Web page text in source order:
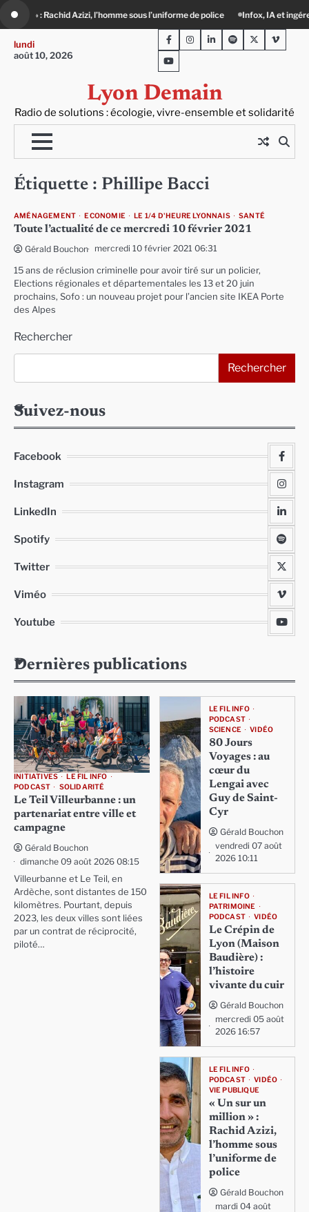
content
Azizi, l’homme sous l’uniforme de police Infox, IA et ingérences : le
lundi
août 10, 2026
Lyon Demain
Radio de solutions : écologie, vivre-ensemble et solidarité
FacebookInstagram
LinkedInSpotifyTwitterViméo
Youtube
Étiquette : Phillipe Bacci
AMÉNAGEMENT ECONOMIE LE 1/4 D'HEURE LYONNAIS SANTÉ
Toute l’actualité de ce mercredi 10 février 2021
Gérald Bouchon mercredi 10 février 2021 06:31
15 ans de réclusion criminelle pour avoir tiré sur un policier,
Elections régionales et départementales les 13 et 20 juin
prochains, Sofo : un nouveau projet pour l’ancien site IKEA Porte
des Alpes
Rechercher
Rechercher
Suivez-nous
Facebook
Instagram
LinkedIn
Spotify
Twitter
Viméo
Youtube
Dernières publications
INITIATIVES
LE FIL INFO
PODCAST
SOLIDARITÉ
Le Teil Villeurbanne : un
partenariat entre ville et
campagne
Gérald Bouchon
dimanche 09 août 2026 08:15
Villeurbanne et Le Teil, en
Ardèche, sont distantes de 150
kilomètres. Pourtant, depuis
2023, les deux villes sont liées
par un contrat de réciprocité,
piloté…
LE FIL INFO
PODCAST
SCIENCE
VIDÉO
80 Jours
Voyages : au
cœur du
Lengai avec
Guy de Saint-
Cyr
Gérald Bouchon
vendredi 07 août
2026 10:11
LE FIL INFO
PATRIMOINE
PODCAST
VIDÉO
Le Crépin de
Lyon (Maison
Baudière) :
l’histoire
vivante du cuir
Gérald Bouchon
mercredi 05 août
2026 16:57
LE FIL INFO
PODCAST
VIDÉO
VIE PUBLIQUE
« Un sur un
million » :
Rachid Azizi,
l’homme sous
l’uniforme de
police
Gérald Bouchon
mardi 04 août